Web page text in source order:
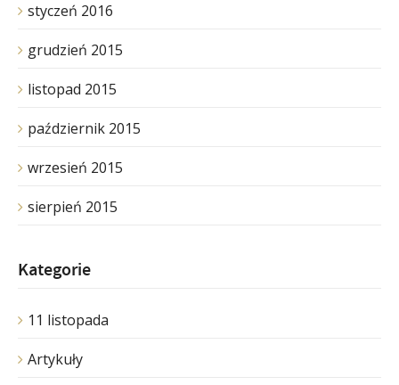
styczeń 2016
grudzień 2015
listopad 2015
październik 2015
wrzesień 2015
sierpień 2015
Kategorie
11 listopada
Artykuły